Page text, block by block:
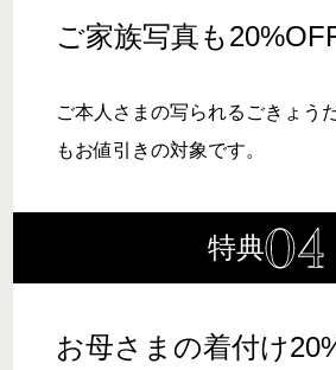
ご家族写真も
ご本人さまの写られるごきょう
もお値引きの対象です。
特典
お母さまの着付け